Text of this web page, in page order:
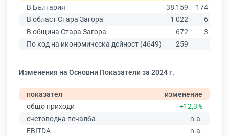
В България
38 159
174 403
В област Стара Загора
1 022
6 394
В община Стара Загора
672
3 960
По код на икономическа дейност (4649)
259 874
Изменения на Основни Показатели за 2024 г.
показател
изменение
общо приходи
+12,3%
счетоводна печалба
n.a.
EBITDA
n.a.